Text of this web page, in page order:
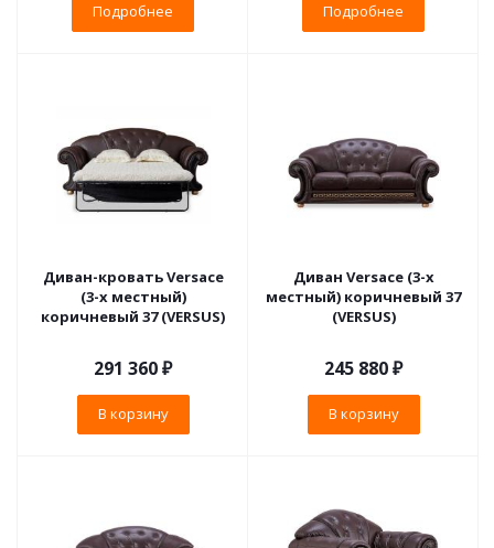
Подробнее Подробнее
Диван-кровать Versace
(3-х местный)
коричневый 37 (VERSUS)
291 360₽
В корзину
Диван Versace (3-х
местный) коричневый 37
(VERSUS)
245 880₽
В корзину